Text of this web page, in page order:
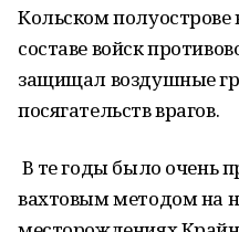
Кольском
составе войск
защищал воздушные
посягательств врагов.
В те годы было очень
вахтовым методом на